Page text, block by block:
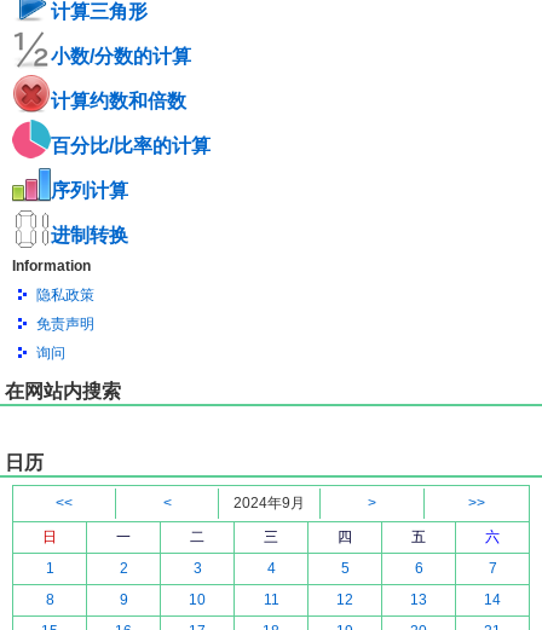
计算三角形
小数/分数的计算
计算约数和倍数
百分比/比率的计算
序列计算
进制转换
Information
隐私政策
免责声明
询问
在网站内搜索
日历
<< < 2024年9月 >
>>
日
一 二 三 四 五
六
1
2 3 4 5 6
7
8
9 10 11 12 13
14